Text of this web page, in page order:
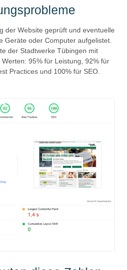
der Website geprüft und eventuelle
Geräte oder Computer aufgelistet.
der Stadtwerke Tübingen mit
95% für Leistung, 92% für
Practices und 100% für SEO.